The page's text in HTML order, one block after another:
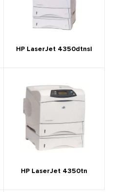
HP LaserJet 4350dtnsl
HP LaserJet 4350tn